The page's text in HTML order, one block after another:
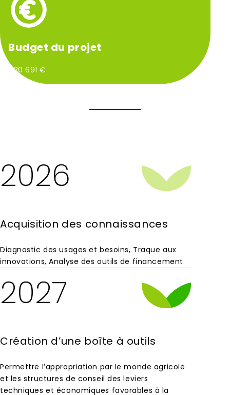
Budget du projet
420 691 €
2026
Acquisition des connaissances
Diagnostic des usages et besoins, Traque aux
innovations, Analyse des outils de financement
2027
Création d’une boîte à outils
Permettre l’appropriation par le monde agricole
et les structures de conseil des leviers
techniques et économiques favorables à la